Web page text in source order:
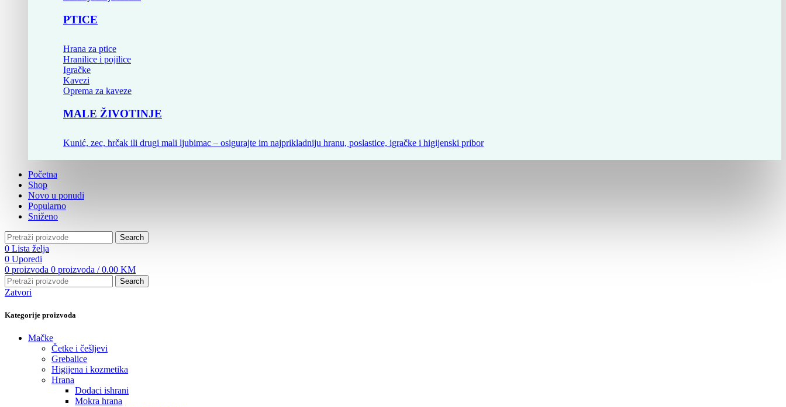
PTICE
Hrana za ptice
Hranilice i pojilice
Igračke
Kavezi
Oprema za kaveze
MALE ŽIVOTINJE
Kunić, zec, hrčak ili drugi mali ljubimac – osigurajte im najprikladniju hranu, poslastice, igračke i higijenski pribor
Početna
Shop
Novo u ponudi
Popularno
Sniženo
Search
0 Lista želja
0 Uporedi
0 proizvoda 0 proizvoda / 0.00 KM
Search
Zatvori
Kategorije proizvoda
Mačke
Četke i češljevi
Grebalice
Higijena i kozmetika
Hrana
Dodaci ishrani
Mokra hrana